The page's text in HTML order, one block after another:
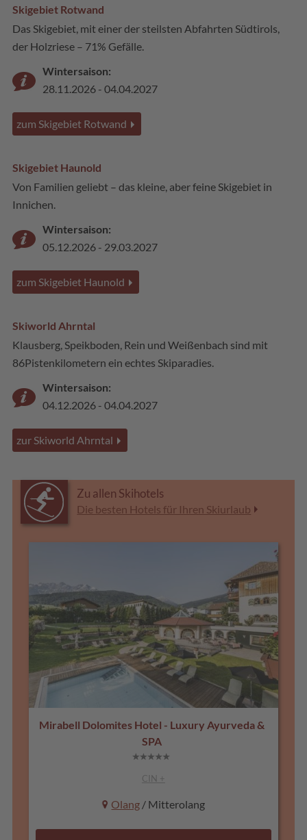
Skigebiet Rotwand
Das Skigebiet, mit einer der steilsten Abfahrten Südtirols,
der Holzriese – 71% Gefälle.
Wintersaison:
28.11.2026 - 04.04.2027
zum Skigebiet Rotwand
Skigebiet Haunold
Von Familien geliebt – das kleine, aber feine Skigebiet in
Innichen.
Wintersaison:
05.12.2026 - 29.03.2027
zum Skigebiet Haunold
Skiworld Ahrntal
Klausberg, Speikboden, Rein und Weißenbach sind mit
86Pistenkilometern ein echtes Skiparadies.
Wintersaison:
04.12.2026 - 04.04.2027
zur Skiworld Ahrntal
Zu allen Skihotels
Die besten Hotels für Ihren Skiurlaub
Mirabell Dolomites Hotel - Luxury Ayurveda &
SPA
CIN +
Olang / Mitterolang